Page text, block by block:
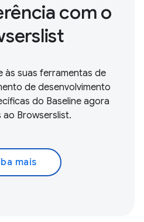
com o
às suas ferramentas de
de desenvolvimento
do Baseline agora
Browserslist.
mais